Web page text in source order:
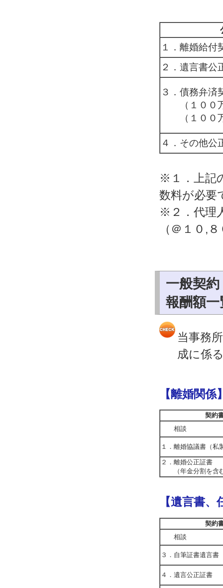
１．離婚給付
２．遺言書公
３．債務弁済
（１００
（１００
４．その他公
※１．上記
数料が必要
※２．代理
（＠１０,
一般契
報酬額一
当事務
成に係
【離婚関係
契約
相談
１．離婚協議書（私
２．離婚公正証書
（年金分割を含
【遺言書
契約
相談
３．自筆証書遺言書
４．遺言公正証書